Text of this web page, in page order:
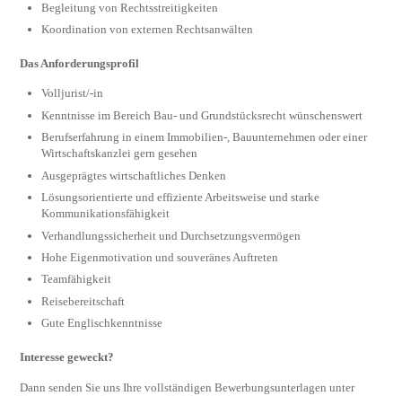
Begleitung von Rechtsstreitigkeiten
Koordination von externen Rechtsanwälten
Das Anforderungsprofil
Volljurist/-in
Kenntnisse im Bereich Bau- und Grundstücksrecht wünschenswert
Berufserfahrung in einem Immobilien-, Bauunternehmen oder einer
Wirtschaftskanzlei gern gesehen
Ausgeprägtes wirtschaftliches Denken
Lösungsorientierte und effiziente Arbeitsweise und starke
Kommunikationsfähigkeit
Verhandlungssicherheit und Durchsetzungsvermögen
Hohe Eigenmotivation und souveränes Auftreten
Teamfähigkeit
Reisebereitschaft
Gute Englischkenntnisse
Interesse geweckt?
Dann senden Sie uns Ihre vollständigen Bewerbungsunterlagen unter